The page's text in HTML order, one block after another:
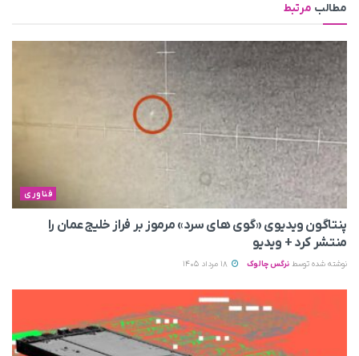
مطالب مرتبط
فناوری
پنتاگون ویدیوی «گوی های سرد» مرموز بر فراز خلیج عمان را
منتشر کرد + ویدیو
نوشته شده توسط نرگس چالوک